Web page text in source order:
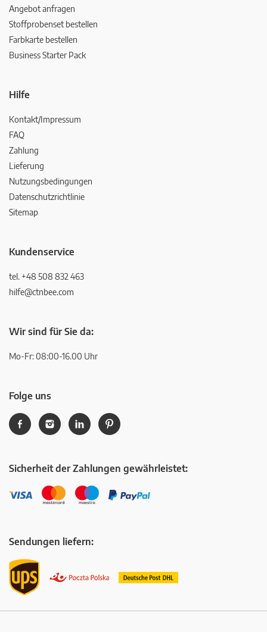
Angebot anfragen
Stoffprobenset bestellen
Farbkarte bestellen
Business Starter Pack
Hilfe
Kontakt/Impressum
FAQ
Zahlung
Lieferung
Nutzungsbedingungen
Datenschutzrichtlinie
Sitemap
Kundenservice
tel. +48 508 832 463
hilfe@ctnbee.com
Wir sind für Sie da:
Mo-Fr: 08:00-16.00 Uhr
Folge uns
Sicherheit der Zahlungen gewährleistet:
Sendungen liefern: